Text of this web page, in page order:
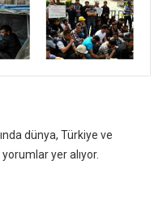
dünya, Türkiye ve
yer alıyor.